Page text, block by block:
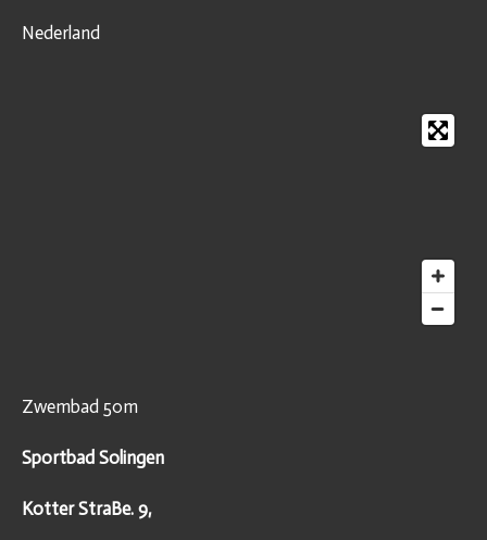
Nederland
Zwembad 50m
Sportbad Solingen
Kotter StraBe. 9,